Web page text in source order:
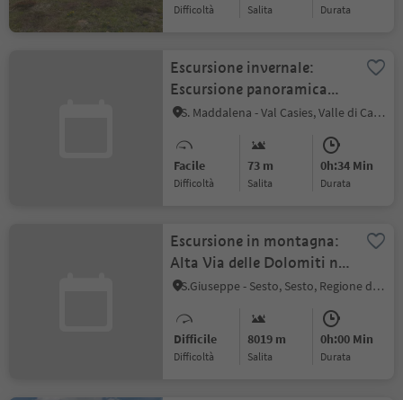
Difficoltà Salita durata
Escursione invernale:
Escursione panoramica
nella Val Casies
S. Maddalena - Val Casies, Valle di Casies
Facile
Difficoltà
73 m
Salita
0h:34 Min
durata
Escursione in montagna:
Alta Via delle Dolomiti n.
5
S.Giuseppe - Sesto, Sesto, Regione dolomitica 3 Cime
Difficile
Difficoltà
8019 m
Salita
0h:00 Min
durata